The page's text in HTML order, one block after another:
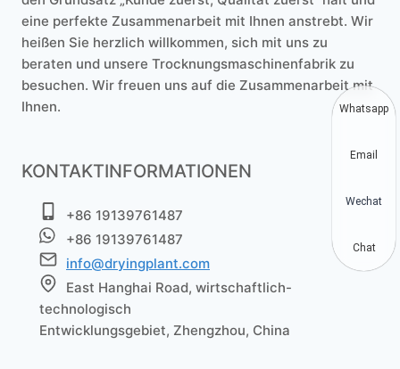
eine perfekte Zusammenarbeit mit Ihnen anstrebt. Wir
heißen Sie herzlich willkommen, sich mit uns zu
beraten und unsere Trocknungsmaschinenfabrik zu
besuchen. Wir freuen uns auf die Zusammenarbeit mit
Ihnen.
KONTAKTINFORMATIONEN
+86 19139761487
+86 19139761487
info@dryingplant.com
East Hanghai Road, wirtschaftlich-
technologisch
Entwicklungsgebiet, Zhengzhou, China
Whatsapp
Email
Wechat
Chat